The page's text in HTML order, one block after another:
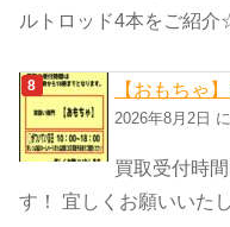
ルトロッド4本をご紹
【おもちゃ
2026年8月2日
買取受付時
す！ 宜しくお願いいた